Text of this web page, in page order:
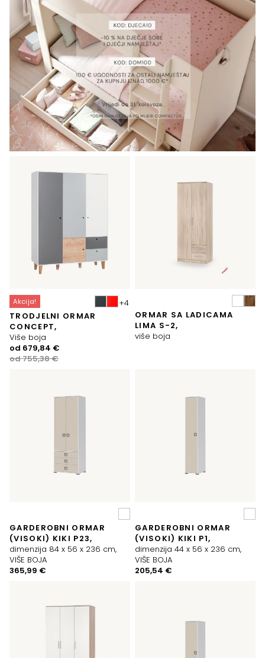
Akcija!
TRODJELNI ORMAR
CONCEPT,
Više boja
od755,38€
Izvorna
cijena
od 679,84 €
Trenutna
cijena
ORMAR SA LADICAMA
LIMA S-2,
više boja
GARDEROBNI ORMAR
(VISOKI) KIKI P23,
dimenzija 84 x 56 x 236 cm,
VIŠE BOJA
365,99 €
GARDEROBNI ORMAR
(VISOKI) KIKI P1,
dimenzija 44 x 56 x 236 cm,
VIŠE BOJA
205,54 €